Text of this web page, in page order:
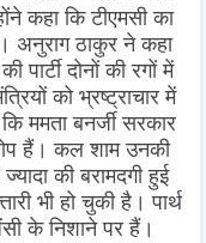
कहा कि टीएमसी का
अनुराग ठाकुर ने कहा
दोनों की रगों में
को भ्रष्ट्राचार में
ममता बनर्जी सरकार
हैं। कल शाम उनकी
की बरामदगी हुई
भी हो चुकी है। पार्थ
के निशाने पर हैं।